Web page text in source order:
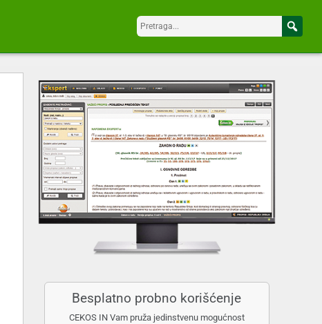
Besplatno probno korišćenje
CEKOS IN Vam pruža jedinstvenu mogućnost